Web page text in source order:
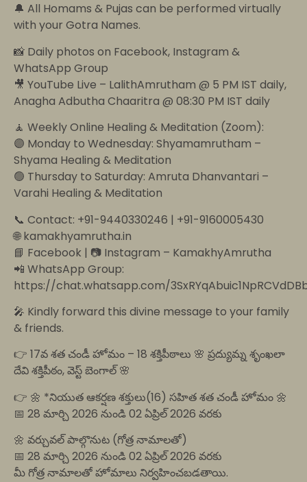
🔔 All Homams & Pujas can be performed virtually
with your Gotra Names.
📸 Daily photos on Facebook, Instagram &
WhatsApp Group
🎥 YouTube Live – LalithAmrutham @ 5 PM IST daily,
Anagha Adbutha Chaaritra @ 08:30 PM IST daily
🧘 Weekly Online Healing & Meditation (Zoom):
🟣 Monday to Wednesday: Shyamamrutham –
Shyama Healing & Meditation
🟢 Thursday to Saturday: Amruta Dhanvantari –
Varahi Healing & Meditation
📞 Contact: +91-9440330246 | +91-9160005430
🌐 kamakhyamrutha.in
📘 Facebook | 📷 Instagram – KamakhyAmrutha
📲 WhatsApp Group:
https://chat.whatsapp.com/
🎤 Kindly forward this divine message to your family
& friends.
👉 17వ శత చండీ హోమం – 18 శక్తిపీఠాలు 🌸 ప్రద్యుమ్న శృంఖలా
దేవి శక్తిపీఠం, వెస్ట్ బెంగాల్ 🌸
👉 🌼 *నియుత ఆకర్షణ శక్తులు(16) సహిత శత చండీ హోమం 🌼
📅 28 మార్చి 2026 నుండి 02 ఏప్రిల్ 2026 వరకు
🌼 వర్చువల్ పాల్గొనుట (గోత్ర నామాలతో)
📅 28 మార్చి 2026 నుండి 02 ఏప్రిల్ 2026 వరకు
మీ గోత్ర నామాలతో హోమాలు నిర్వహించబడతాయి.